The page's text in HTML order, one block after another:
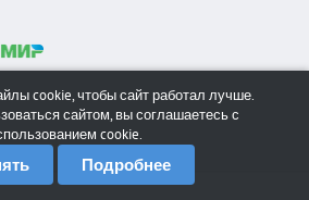
cookie, чтобы сайт работал лучше.
сайтом, вы соглашаетесь с
cookie.
Подробнее